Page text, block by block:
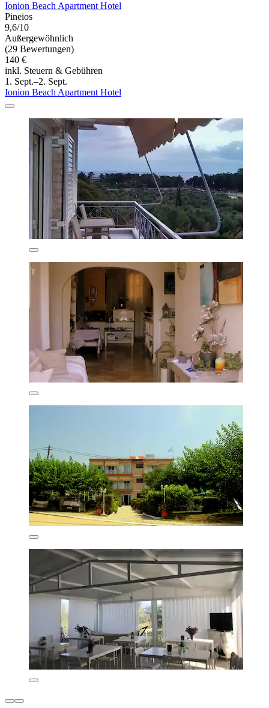
Ionion Beach Apartment Hotel
Pineios
9,6/10
Außergewöhnlich
(29 Bewertungen)
140 €
inkl. Steuern & Gebühren
1. Sept.–2. Sept.
Ionion Beach Apartment Hotel